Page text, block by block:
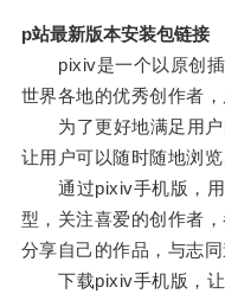
p站最新版本安装包链接
pixiv是一个以原创插
世界各地的优秀创作者
为了更好地满足用户
让用户可以随时随地浏
通过pixiv手机版，用
型，关注喜爱的创作者
分享自己的作品，与志
下载pixiv手机版，让